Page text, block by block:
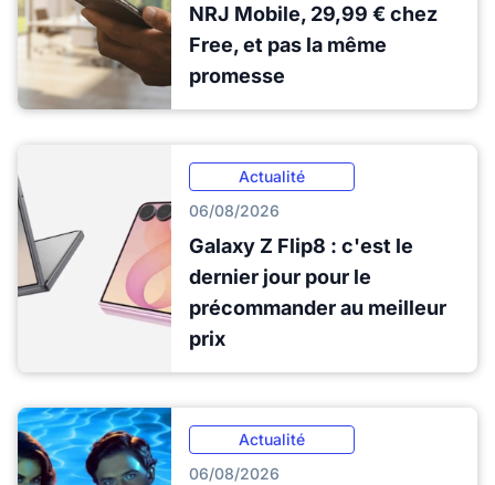
NRJ Mobile, 29,99 € chez
Free, et pas la même
promesse
Actualité
06/08/2026
Galaxy Z Flip8 : c'est le
dernier jour pour le
précommander au meilleur
prix
Actualité
06/08/2026